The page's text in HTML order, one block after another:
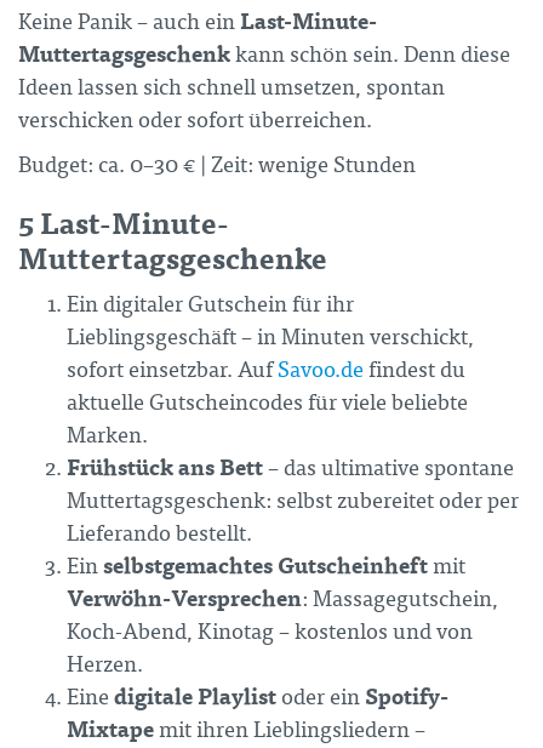
Keine Panik – auch einLast-Minute-
Muttertagsgeschenkkann schön sein. Denn diese
Ideen lassen sich schnell umsetzen, spontan
verschicken oder sofort überreichen.
Budget: ca. 0–30 € | Zeit: wenige Stunden
5 Last-Minute-
Muttertagsgeschenke
Ein digitaler Gutschein für ihr
Lieblingsgeschäft – in Minuten verschickt,
sofort einsetzbar. AufSavoo.defindest du
aktuelle Gutscheincodes für viele beliebte
Marken.
Frühstück ans Bett– das ultimative spontane
Muttertagsgeschenk: selbst zubereitet oder per
Lieferando bestellt.
Einselbstgemachtes Gutscheinheftmit
Verwöhn-Versprechen: Massagegutschein,
Koch-Abend, Kinotag – kostenlos und von
Herzen.
Eine digitale Playlist oder ein Spotify-
Mixtapemit ihren Lieblingsliedern –